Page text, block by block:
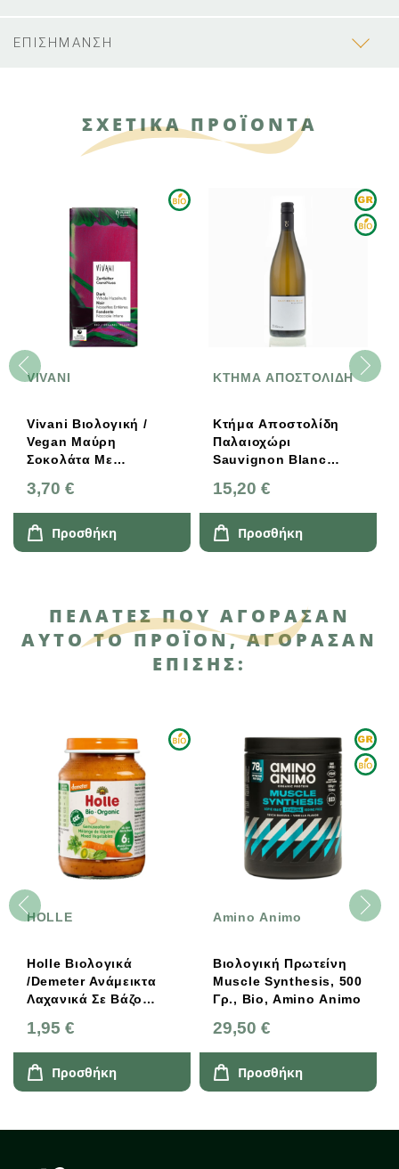
ΕΠΙΣΗΜΑΝΣΗ
ΣΧΕΤΙΚΑ ΠΡΟΪΟΝΤΑ
VIVANI
Vivani Βιολογική /
Vegan Μαύρη
Σοκολάτα Με
100g
3,70 €
Προσθήκη
ΚΤΗΜΑ ΑΠΟΣΤΟΛΙΔΗ
Κτήμα Αποστολίδη
Παλαιοχώρι
Sauvignon Blanc
15,20 €
Προσθήκη
ΠΕΛΆΤΕΣ ΠΟΥ ΑΓΌΡΑΣΑΝ
ΑΥΤΌ ΤΟ ΠΡΟΪΌΝ, ΑΓΌΡΑΣΑΝ
ΕΠΊΣΗΣ:
HOLLE
Holle Βιολογικά
/Demeter Ανάμεικτα
Λαχανικά Σε Βάζο
1,95 €
Προσθήκη
Amino Animo
Βιολογική Πρωτείνη
Muscle Synthesis, 500
Γρ., Bio, Amino Animo
29,50 €
Προσθήκη